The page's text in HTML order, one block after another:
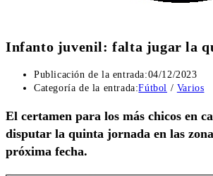
Infanto juvenil: falta jugar la
Publicación de la entrada:04/12/2023
Categoría de la entrada:Fútbol / Varios
El certamen para los más chicos en
disputar la quinta jornada en las
próxima fecha.